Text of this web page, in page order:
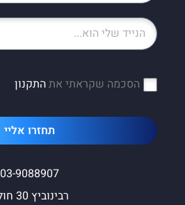
הסכמה שקראתי אתהתקנון
תחזרו אליי
03-9088907
רבינוביץ 30 חולון